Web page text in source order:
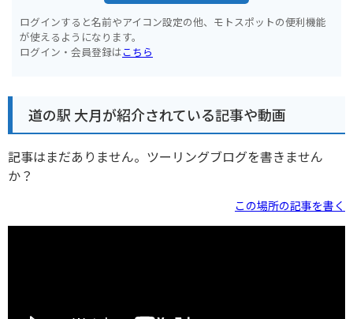
ログインすると名前やアイコン設定の他、モトスポットの便利機能
が使えるようになります。
ログイン・会員登録はこちら
道の駅 大月が紹介されている記事や動画
記事はまだありません。ツーリングブログを書きません
か？
この場所の記事を書く